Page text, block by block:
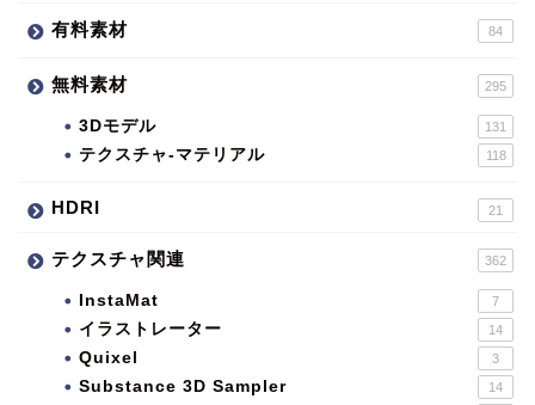
有料素材 84
無料素材 295
3Dモデル 131
テクスチャ-マテリアル 118
HDRI 21
テクスチャ関連 362
InstaMat 7
イラストレーター 14
Quixel 3
Substance 3D Sampler 14